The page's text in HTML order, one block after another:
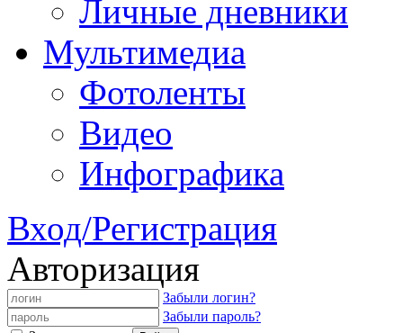
Личные дневники
Мультимедиа
Фотоленты
Видео
Инфографика
Вход/Регистрация
Авторизация
Забыли логин?
Забыли пароль?